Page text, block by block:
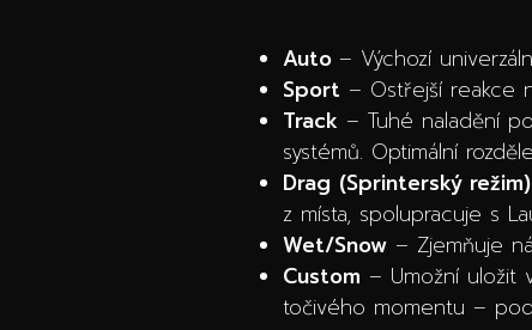
Auto – Výchozí
Sport – Ostřejší reakce
Track – Tuhé naladění
systémů. Optimální
Drag (Sprinterský režim)
z místa, spolupracuje s
Wet/Snow – Zjemňuje
Custom – Umožní uložit
točivého momentu –